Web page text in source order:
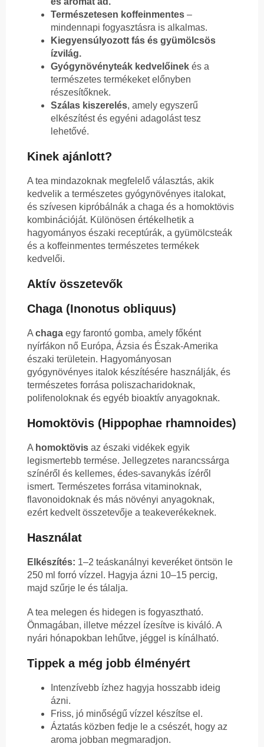
Természetesen koffeinmentes –
mindennapi fogyasztásra is alkalmas.
Kiegyensúlyozott fás és gyümölcsös
ízvilág.
Gyógynövényteák kedvelőinek és a
természetes termékeket előnyben
részesítőknek.
Szálas kiszerelés, amely egyszerű
elkészítést és egyéni adagolást tesz
lehetővé.
Kinek ajánlott?
A tea mindazoknak megfelelő választás, akik
kedvelik a természetes gyógynövényes italokat,
és szívesen kipróbálnák a chaga és a homoktövis
kombinációját. Különösen értékelhetik a
hagyományos északi receptúrák, a gyümölcsteák
és a koffeinmentes természetes termékek
kedvelői.
Aktív összetevők
Chaga (Inonotus obliquus)
A chaga egy farontó gomba, amely főként
nyírfákon nő Európa, Ázsia és Észak-Amerika
északi területein. Hagyományosan
gyógynövényes italok készítésére használják, és
természetes forrása poliszacharidoknak,
polifenoloknak és egyéb bioaktív anyagoknak.
Homoktövis (Hippophae rhamnoides)
A homoktövis az északi vidékek egyik
legismertebb termése. Jellegzetes narancssárga
színéről és kellemes, édes-savanykás ízéről
ismert. Természetes forrása vitaminoknak,
flavonoidoknak és más növényi anyagoknak,
ezért kedvelt összetevője a teakeverékeknek.
Használat
Elkészítés: 1–2 teáskanálnyi keveréket öntsön le
250 ml forró vízzel. Hagyja ázni 10–15 percig,
majd szűrje le és tálalja.
A tea melegen és hidegen is fogyasztható.
Önmagában, illetve mézzel ízesítve is kiváló. A
nyári hónapokban lehűtve, jéggel is kínálható.
Tippek a még jobb élményért
Intenzívebb ízhez hagyja hosszabb ideig
ázni.
Friss, jó minőségű vízzel készítse el.
Áztatás közben fedje le a csészét, hogy az
aroma jobban megmaradjon.